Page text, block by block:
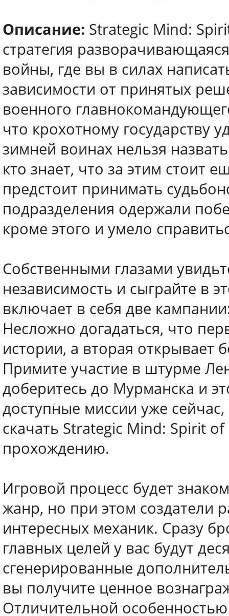
Описание: Strategic Mind:
стратегия
войны, где вы в силах
зависимости от принятых
военного
что крохотному государству
зимней воинах нельзя
кто знает, что за этим стоит
предстоит принимать
подразделения одержали
кроме этого и умело
Собственными глазами
независимость и сыграйте в
включает в себя две
Несложно догадаться, что
истории, а вторая открывает
Примите участие в штурме
доберитесь до Мурманска и
доступные миссии уже
скачать Strategic Mind: Spirit
прохождению.
Игровой процесс будет
жанр, но при этом создатели
интересных механик. Сразу
главных целей у вас будут
сгенерированные
вы получите ценное
Отличительной